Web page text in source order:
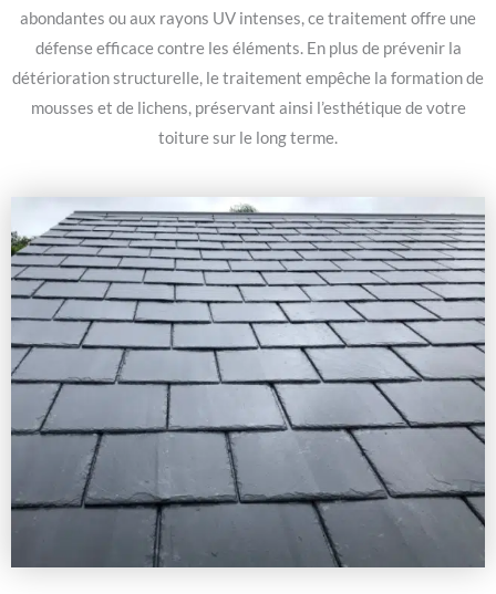
abondantes ou aux rayons UV intenses, ce traitement offre une
défense efficace contre les éléments. En plus de prévenir la
détérioration structurelle, le traitement empêche la formation de
mousses et de lichens, préservant ainsi l’esthétique de votre
toiture sur le long terme.